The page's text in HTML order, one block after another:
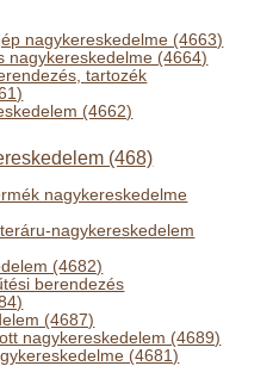
nagykereskedelme (4663)
nagykereskedelme (4664)
tartozék
(4662)
(468)
nagykereskedelme
nagykereskedelem
(4682)
berendezés
(4687)
nagykereskedelem (4689)
(4681)